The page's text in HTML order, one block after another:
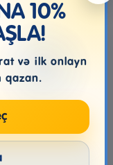
25.99₼
10%
və ilk onlayn
qazan.